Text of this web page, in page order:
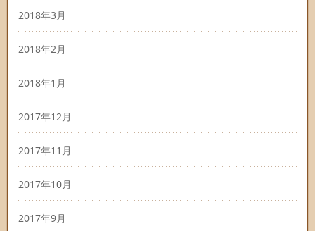
2018年3月
2018年2月
2018年1月
2017年12月
2017年11月
2017年10月
2017年9月